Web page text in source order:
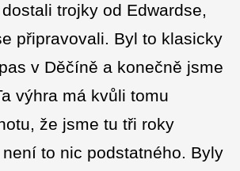
trojky od Edwardse,
připravovali. Byl to klasicky
v Děčíně a konečně jsme
výhra má kvůli tomu
že jsme tu tři roky
to nic podstatného. Byly